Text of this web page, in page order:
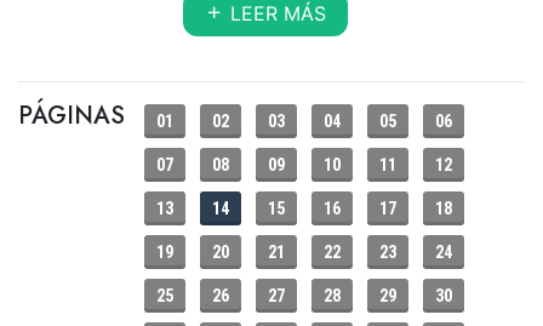
LEER MÁS
PÁGINAS 01 02 03 04 05 06
07 08 09 10 11 12
13 14 15 16 17 18
19 20 21 22 23 24
25 26 27 28 29 30